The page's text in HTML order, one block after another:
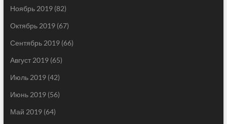
Ноябрь 2019(82)
Октябрь 2019(67)
Сентябрь 2019(66)
Август 2019(65)
Июль 2019(42)
Июнь 2019(56)
Май 2019(64)